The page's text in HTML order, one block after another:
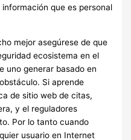
que es personal
mejor asegúrese de que
ecosistema en el
uno generar basado en
Si aprende
de sitio web de citas,
y el reguladores
Por lo tanto cuando
usuario en Internet